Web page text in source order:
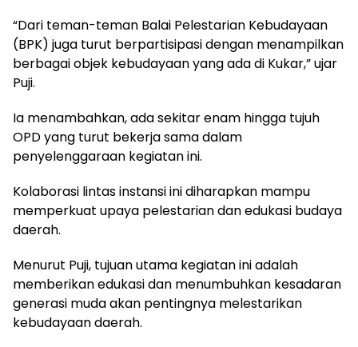
“Dari teman-teman Balai Pelestarian Kebudayaan
(BPK) juga turut berpartisipasi dengan menampilkan
berbagai objek kebudayaan yang ada di Kukar,” ujar
Puji.
Ia menambahkan, ada sekitar enam hingga tujuh
OPD yang turut bekerja sama dalam
penyelenggaraan kegiatan ini.
Kolaborasi lintas instansi ini diharapkan mampu
memperkuat upaya pelestarian dan edukasi budaya
daerah.
Menurut Puji, tujuan utama kegiatan ini adalah
memberikan edukasi dan menumbuhkan kesadaran
generasi muda akan pentingnya melestarikan
kebudayaan daerah.